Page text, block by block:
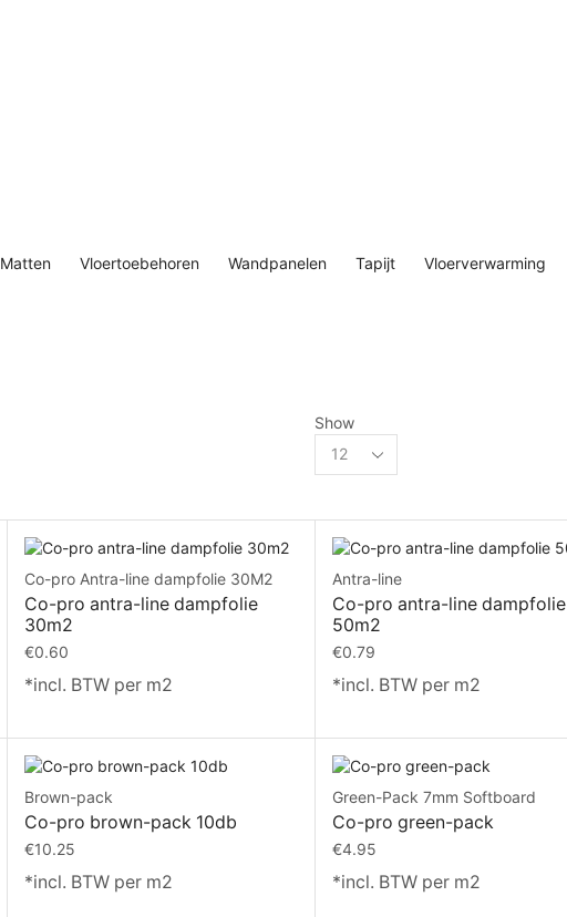
Matten Vloertoebehoren Wandpanelen Tapijt Vloerverwarming
Show
Co-pro Antra-line dampfolie 30M2
Co-pro antra-line dampfolie
30m2
€0.60
*incl. BTW per m2
Antra-line
Co-pro antra-line dampfolie
50m2
€0.79
*incl. BTW per m2
Brown-pack
Co-pro brown-pack 10db
€10.25
*incl. BTW per m2
Green-Pack 7mm Softboard
Co-pro green-pack
€4.95
*incl. BTW per m2